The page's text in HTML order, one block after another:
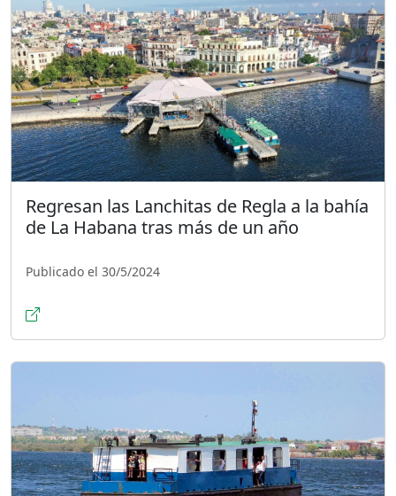
Regresan las Lanchitas de Regla a la bahía
de La Habana tras más de un año
Publicado el 30/5/2024